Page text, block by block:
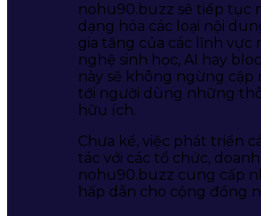
nohu90.buzz sẽ tiếp tục
dạng hóa các loại nội
gia tăng của các lĩnh vực
nghệ sinh học, AI hay
này sẽ không ngừng cập
tới người dùng những
hữu ích.
Chưa kể, việc phát triển
tác với các tổ chức,
nohu90.buzz cung cấp
hấp dẫn cho cộng đồng